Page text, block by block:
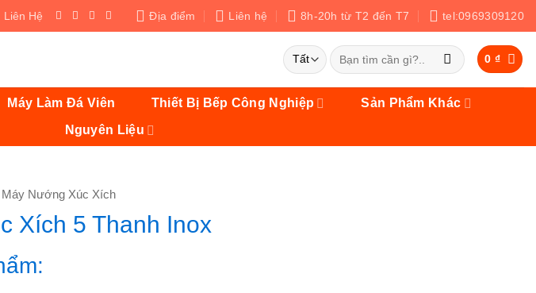
Liên Hệ Địa điểm Liên hệ 8h-20h từ T2 đến T7 tel:0969309120
Tìm
kiếm:
0₫
Máy Làm Đá Viên Thiết Bị Bếp Công Nghiệp
Sản Phẩm Khác
Nguyên Liệu
Máy Nướng Xúc Xích
Xích 5 Thanh Inox